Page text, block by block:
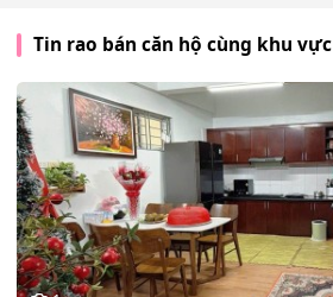
Tin rao bán căn hộ cùng khu vực